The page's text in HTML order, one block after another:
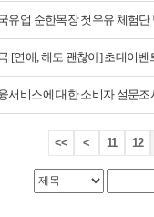
유업 순한목장 첫우유 체험단
[연애, 해도 괜찮아] 초대이벤
서비스에 대한 소비자 설문조
<< < 11 12